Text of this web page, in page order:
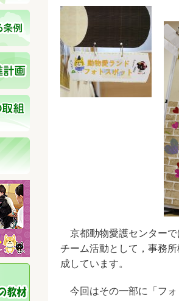
京都動物愛護センターで
チーム活動として，事務
成しています。
今回はその一部に「フォ